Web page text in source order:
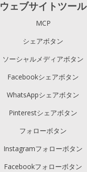
ウェブサイトツール
MCP
シェアボタン
ソーシャルメディアボタン
Facebookシェアボタン
WhatsAppシェアボタン
Pinterestシェアボタン
フォローボタン
Instagramフォローボタン
Facebookフォローボタン